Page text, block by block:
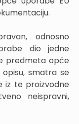
odnosno
dio jedne
predmeta opće
smatra se
iz te proizvodne
neispravni,